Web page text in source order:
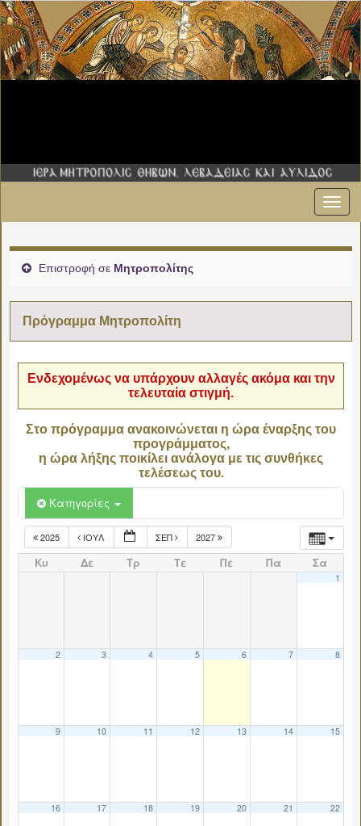
Επιστροφή σε Μητροπολίτης
Πρόγραμμα Μητροπολίτη
Ενδεχομένως να υπάρχουν αλλαγές ακόμα και την
τελευταία στιγμή.
Στο πρόγραμμα ανακοινώνεται η ώρα έναρξης του
προγράμματος,
η ώρα λήξης ποικίλει ανάλογα με τις συνθήκες
τελέσεως του.
Κατηγορίες
2025 ΙΟΎΛ ΣΕΠ 2027
Κυ Δε Τρ Τε Πε Πα Σα
1
2 3 4 5 6 7 8
9 10 11 12 13 14 15
16 17 18 19 20 21 22